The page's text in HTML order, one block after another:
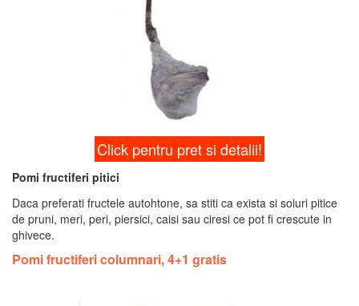
Click pentru pret si detalii!
Pomi fructiferi pitici
Daca preferati fructele autohtone, sa stiti ca exista si soiuri pitice
de pruni, meri, peri, piersici, caisi sau ciresi ce pot fi crescute in
ghivece.
Pomi fructiferi columnari, 4+1 gratis